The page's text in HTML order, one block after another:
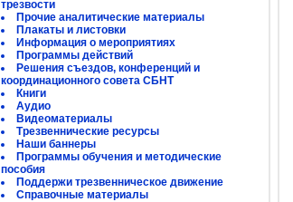
трезвости
Прочие аналитические материалы
Плакаты и листовки
Информация о мероприятиях
Программы действий
Решения съездов, конференций и
координационного совета СБНТ
Книги
Аудио
Видеоматериалы
Трезвеннические ресурсы
Наши баннеры
Программы обучения и методические
пособия
Поддержи трезвенническое движение
Справочные материалы